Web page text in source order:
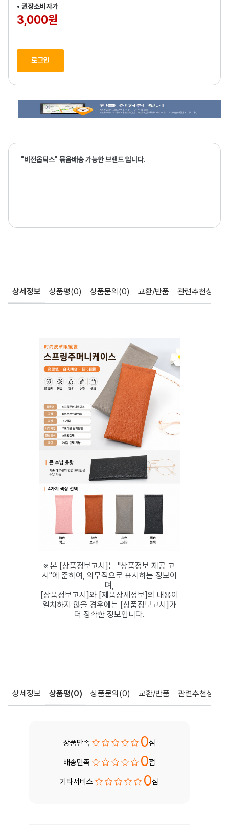
• 권장소비자가
3,000원
로그인
"비전옵틱스" 묶음배송 가능한 브랜드 입니다.
상세정보 상품평(0) 상품문의 (0) 교환/반품 관련추천상품
※ 본 [상품정보고시]는 "상품정보 제공 고
시"에 준하여, 의무적으로 표시하는 정보이
며,
[상품정보고시]와 [제품상세정보]의 내용이
일치하지 않을 경우에는 [상품정보고시]가
더 정확한 정보입니다.
상세정보 상품평(0) 상품문의 (0) 교환/반품 관련추천상품
상품만족 0점
배송만족 0점
기타서비스 0점